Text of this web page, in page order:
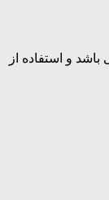
و استفاده از